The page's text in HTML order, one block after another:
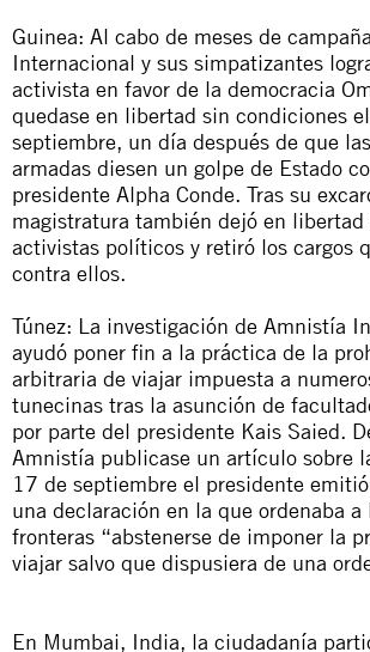
Guinea: Al cabo de meses de campaña
Internacional y sus simpatizantes
activista en favor de la democracia
quedase en libertad sin condiciones
septiembre, un día después de que
armadas diesen un golpe de Estado
presidente Alpha Conde. Tras su
magistratura también dejó en libertad
activistas políticos y retiró los cargos
contra ellos.
Túnez: La investigación de Amnistía
ayudó poner fin a la práctica de la
arbitraria de viajar impuesta a
tunecinas tras la asunción de
por parte del presidente Kais Saied.
Amnistía publicase un artículo sobre
17 de septiembre el presidente emitió
una declaración en la que ordenaba
fronteras “abstenerse de imponer la
viajar salvo que dispusiera de una
En Mumbai, India, la ciudadanía